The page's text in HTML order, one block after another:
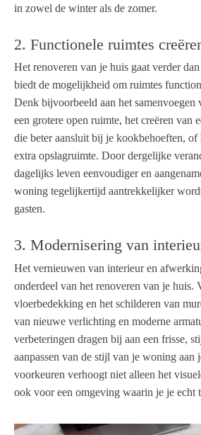
in zowel de winter als de zomer.
2. Functionele ruimtes
Het renoveren van je huis gaat verder
biedt de mogelijkheid om ruimtes
Denk bijvoorbeeld aan het samenvoegen
een grotere open ruimte, het creëren van
die beter aansluit bij je kookbehoeften, of
extra opslagruimte. Door dergelijke
dagelijks leven eenvoudiger en
woning tegelijkertijd aantrekkelijker
gasten.
3. Modernisering van
Het vernieuwen van interieur en
onderdeel van het renoveren van je huis.
vloerbedekking en het schilderen van
van nieuwe verlichting en moderne
verbeteringen dragen bij aan een frisse,
aanpassen van de stijl van je woning aan
voorkeuren verhoogt niet alleen het
ook voor een omgeving waarin je je echt